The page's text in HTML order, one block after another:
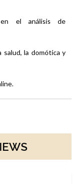
en el análisis de
la domótica y